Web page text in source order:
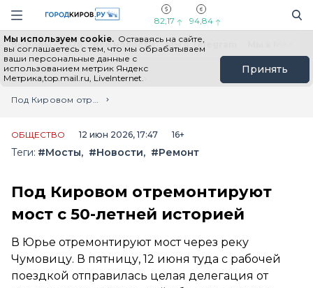
Навигация сайта
82,17 94,84
Мы используем cookie. Оставаясь на сайте,
вы соглашаетесь с тем, что мы обрабатываем
ваши персональные данные с
использованием метрик Яндекс
Метрика,top.mail.ru, LiveInternet.
Принять
Выборы - 2026 Все новости Мы в Telegram
Главная
Лента новостей
Под Кировом отремонтируют мост с 50-летней историей
ОБЩЕСТВО 12 июн 2026, 17:47 16+
Теги: #Мосты #Новости #Ремонт
Под Кировом отремонтируют
мост с 50-летней историей
В Юрье отремонтируют мост через реку
Чумовицу. В пятницу, 12 июня туда с рабочей
поездкой отправилась целая делегация от